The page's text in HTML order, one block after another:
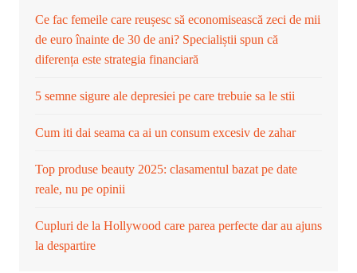
Ce fac femeile care reușesc să economisească zeci de mii
de euro înainte de 30 de ani? Specialiștii spun că
diferența este strategia financiară
5 semne sigure ale depresiei pe care trebuie sa le stii
Cum iti dai seama ca ai un consum excesiv de zahar
Top produse beauty 2025: clasamentul bazat pe date
reale, nu pe opinii
Cupluri de la Hollywood care parea perfecte dar au ajuns
la despartire